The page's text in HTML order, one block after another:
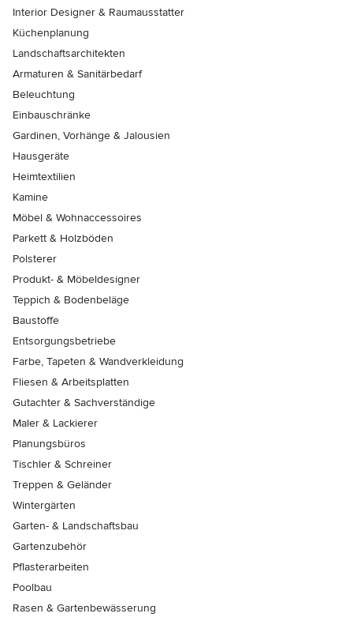
Interior Designer & Raumausstatter
Küchenplanung
Landschaftsarchitekten
Armaturen & Sanitärbedarf
Beleuchtung
Einbauschränke
Gardinen, Vorhänge & Jalousien
Hausgeräte
Heimtextilien
Kamine
Möbel & Wohnaccessoires
Parkett & Holzböden
Polsterer
Produkt- & Möbeldesigner
Teppich & Bodenbeläge
Baustoffe
Entsorgungsbetriebe
Farbe, Tapeten & Wandverkleidung
Fliesen & Arbeitsplatten
Gutachter & Sachverständige
Maler & Lackierer
Planungsbüros
Tischler & Schreiner
Treppen & Geländer
Wintergärten
Garten- & Landschaftsbau
Gartenzubehör
Pflasterarbeiten
Poolbau
Rasen & Gartenbewässerung